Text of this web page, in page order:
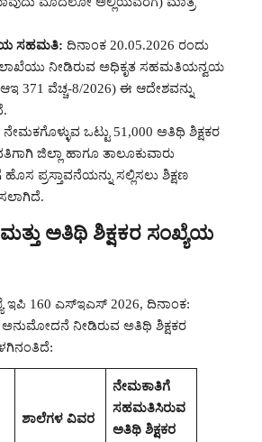
ಸಹಮತಿ: ದಿನಾಂಕ 20.05.2026 ರಂದು
ನೀಡಿರುವ ಅಧಿಕೃತ ಸಹಮತಿಯನ್ವಯ
371 ವೆಚ್ಚ-8/2026) ಈ ಆದೇಶವನ್ನು
ನೇಮಕಗೊಳ್ಳುವ ಒಟ್ಟು 51,000 ಅತಿಥಿ ಶಿಕ್ಷಕರ
ಜಿಲ್ಲಾ ಹಾಗೂ ತಾಲೂಕುವಾರು
ಪ್ರಸ್ತಾವನೆಯನ್ನು ಸಲ್ಲಿಸಲು ಶಿಕ್ಷಣ
ಅತಿಥಿ ಶಿಕ್ಷಕರ ಸಂಖ್ಯೆಯ
ಇಪಿ 160 ಎಸ್‌ಇಎಸ್ 2026, ದಿನಾಂಕ:
ಅನುಮೋದನೆ ನೀಡಿರುವ ಅತಿಥಿ ಶಿಕ್ಷಕರ
ಶಾಲೆಗಳ ವಿವರ
ನೇಮಕಾತಿಗೆ
ಸಹಮತಿಸಿರುವ
ಅತಿಥಿ ಶಿಕ್ಷಕರ